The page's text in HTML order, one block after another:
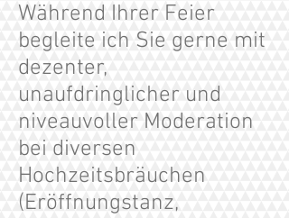
Während Ihrer Feier
begleite ich Sie gerne mit
dezenter,
unaufdringlicher und
niveauvoller Moderation
bei diversen
Hochzeitsbräuchen
(Eröffnungstanz,